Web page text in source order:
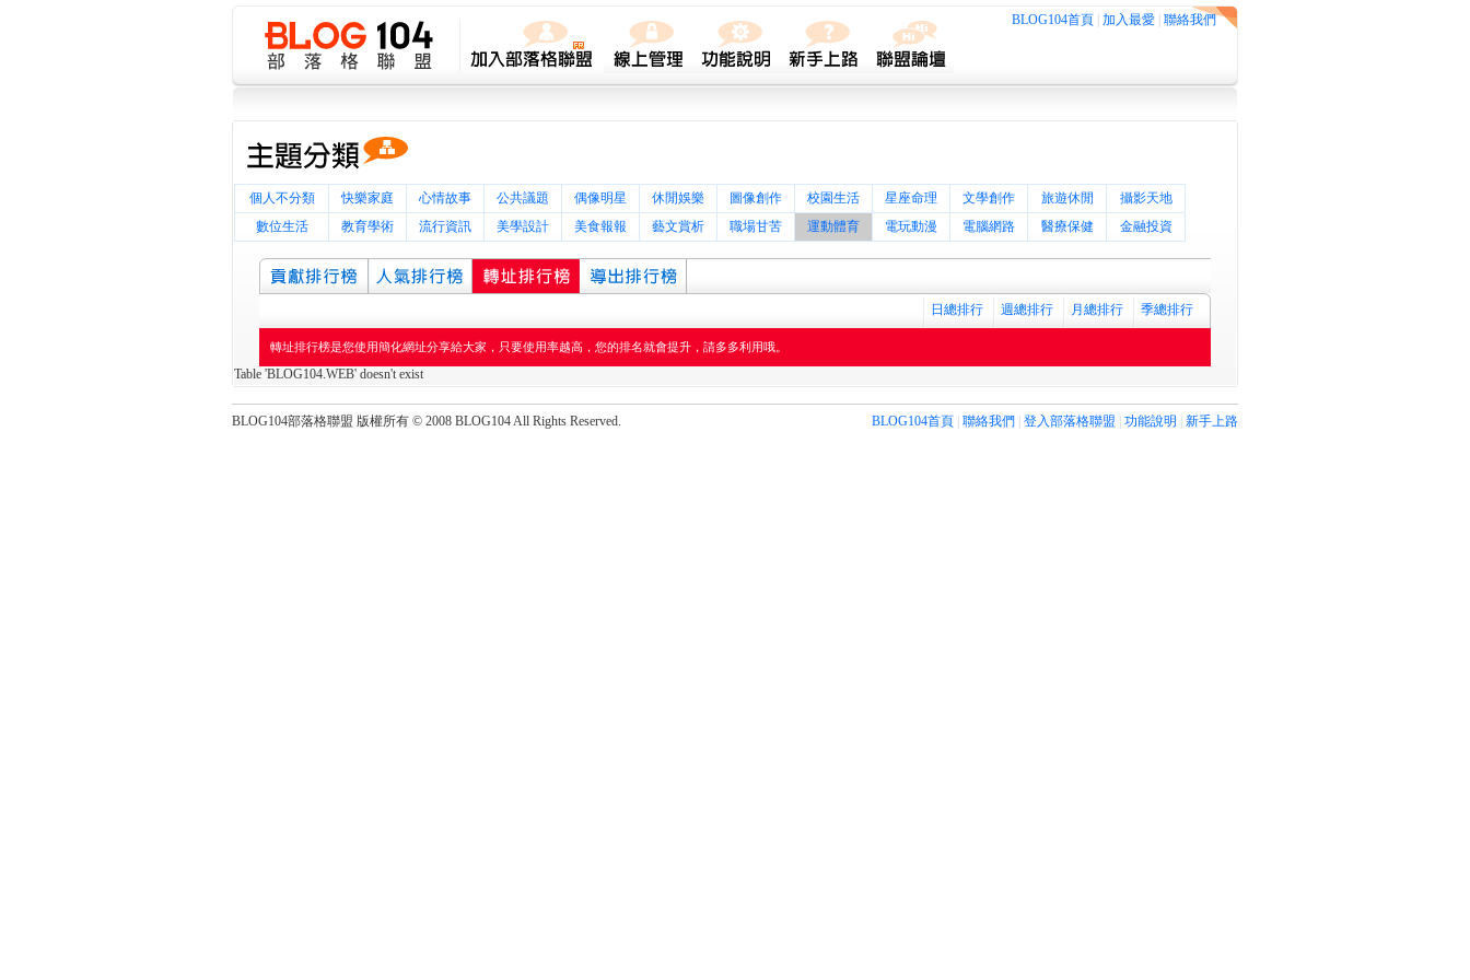
BLOG104首頁 加入最愛 聯絡我們
個人不分類 快樂家庭 心情故事 公共議題 偶像明星 休閒娛樂 圖像創作 校園生活 星座命理 文學創作 旅遊休閒
攝影天地
數位生活
教育學術 流行資訊 美學設計 美食報報 藝文賞析 職場甘苦 運動體育 電玩動漫 電腦網路 醫療保健 金融投資
日總排行 週總排行 月總排行 季總排行
轉址排行榜是您使用簡化網址分享給大家，只要使用率越高，您的排名就會提升，請多多利用哦。
Table 'BLOG104.WEB' doesn't exist
BLOG104部落格聯盟 版權所有 © 2008 BLOG104 All Rights Reserved. BLOG104首頁 聯絡我們 登入部落格聯盟 功能說明 新手上路